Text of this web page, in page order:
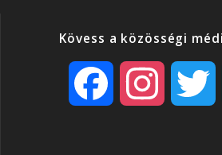
Kövess a közösségi